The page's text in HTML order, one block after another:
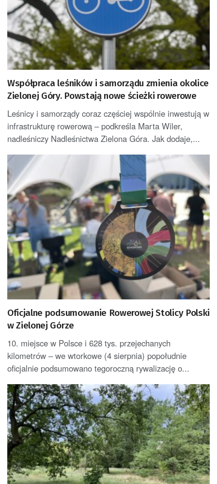
Współpraca leśników i samorządu zmienia okolice
Zielonej Góry. Powstają nowe ścieżki rowerowe
Leśnicy i samorządy coraz częściej wspólnie inwestują w
infrastrukturę rowerową – podkreśla Marta Wiler,
nadleśniczy Nadleśnictwa Zielona Góra. Jak dodaje,...
Oficjalne podsumowanie Rowerowej Stolicy Polski
w Zielonej Górze
10. miejsce w Polsce i 628 tys. przejechanych
kilometrów – we wtorkowe (4 sierpnia) popołudnie
oficjalnie podsumowano tegoroczną rywalizację o...